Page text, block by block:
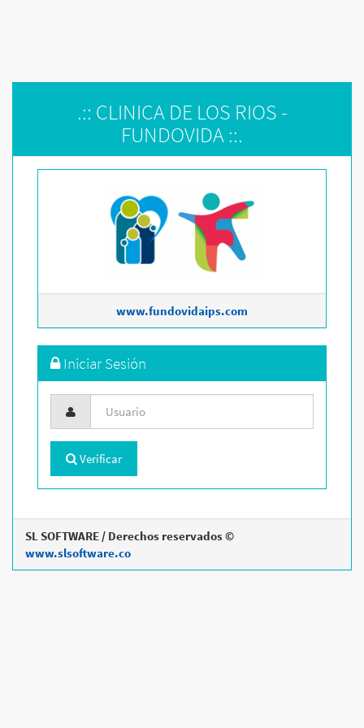
.:: CLINICA DE LOS RIOS -
FUNDOVIDA ::.
www.fundovidaips.com
Iniciar Sesión
Verificar
SL SOFTWARE / Derechos reservados ©
www.slsoftware.co